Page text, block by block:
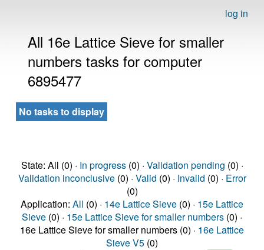
log in
All 16e Lattice Sieve for smaller
numbers tasks for computer
6895477
No tasks to display
State: All (0) · In progress(0) · Validation pending (0) ·
Validation inconclusive(0) · Valid (0) · Invalid (0) · Error
(0)
Application: All (0) · 14e Lattice Sieve (0) · 15e Lattice
Sieve (0) · 15e Lattice Sieve for smaller numbers (0) ·
16e Lattice Sieve for smaller numbers (0) · 16e Lattice
Sieve V5 (0)